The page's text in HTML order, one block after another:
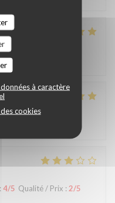
à caractère
cookies
5/5
: 4/5 Qualité / Prix : 2/5